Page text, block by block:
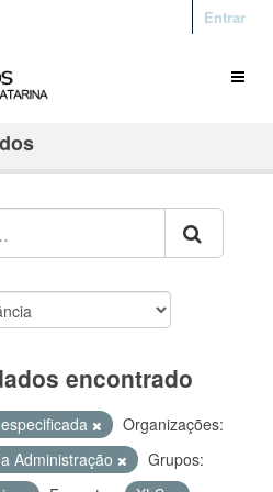
Entrar
encontrado
Organizações:
Administração
Grupos: